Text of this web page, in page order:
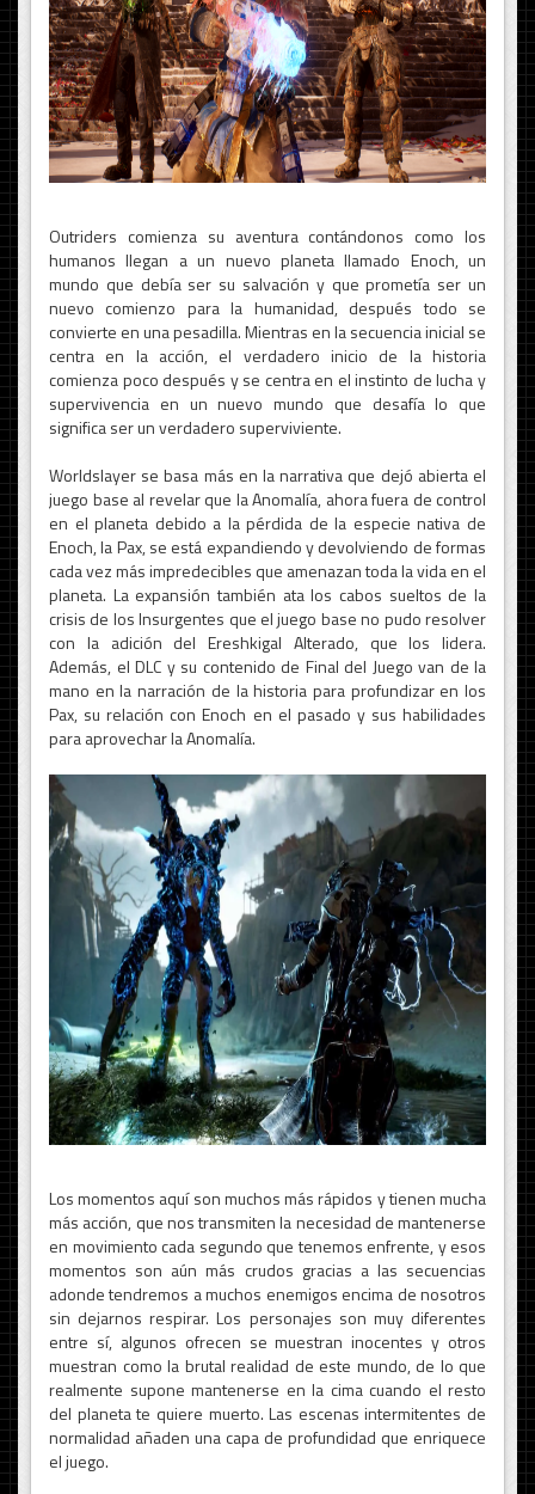
Outriders comienza su aventura contándonos como los
humanos llegan a un nuevo planeta llamado Enoch, un
mundo que debía ser su salvación y que prometía ser un
nuevo comienzo para la humanidad, después todo se
convierte en una pesadilla. Mientras en la secuencia inicial se
centra en la acción, el verdadero inicio de la historia
comienza poco después y se centra en el instinto de lucha y
supervivencia en un nuevo mundo que desafía lo que
significa ser un verdadero superviviente.
Worldslayer se basa más en la narrativa que dejó abierta el
juego base al revelar que la Anomalía, ahora fuera de control
en el planeta debido a la pérdida de la especie nativa de
Enoch, la Pax, se está expandiendo y devolviendo de formas
cada vez más impredecibles que amenazan toda la vida en el
planeta. La expansión también ata los cabos sueltos de la
crisis de los Insurgentes que el juego base no pudo resolver
con la adición del Ereshkigal Alterado, que los lidera.
Además, el DLC y su contenido de Final del Juego van de la
mano en la narración de la historia para profundizar en los
Pax, su relación con Enoch en el pasado y sus habilidades
para aprovechar la Anomalía.
Los momentos aquí son muchos más rápidos y tienen mucha
más acción, que nos transmiten la necesidad de mantenerse
en movimiento cada segundo que tenemos enfrente, y esos
momentos son aún más crudos gracias a las secuencias
adonde tendremos a muchos enemigos encima de nosotros
sin dejarnos respirar. Los personajes son muy diferentes
entre sí, algunos ofrecen se muestran inocentes y otros
muestran como la brutal realidad de este mundo, de lo que
realmente supone mantenerse en la cima cuando el resto
del planeta te quiere muerto. Las escenas intermitentes de
normalidad añaden una capa de profundidad que enriquece
el juego.